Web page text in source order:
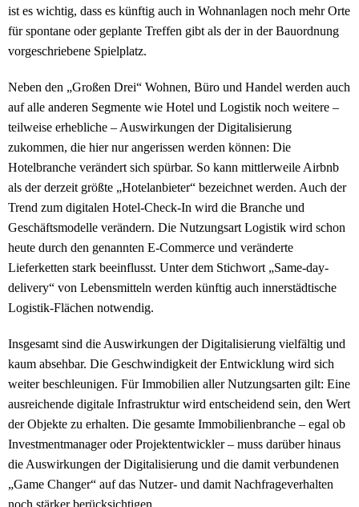
ist es wichtig, dass es künftig auch in Wohnanlagen noch mehr Orte
für spontane oder geplante Treffen gibt als der in der Bauordnung
vorgeschriebene Spielplatz.
Neben den „Großen Drei“ Wohnen, Büro und Handel werden auch
auf alle anderen Segmente wie Hotel und Logistik noch weitere –
teilweise erhebliche – Auswirkungen der Digitalisierung
zukommen, die hier nur angerissen werden können: Die
Hotelbranche verändert sich spürbar. So kann mittlerweile Airbnb
als der derzeit größte „Hotelanbieter“ bezeichnet werden. Auch der
Trend zum digitalen Hotel-Check-In wird die Branche und
Geschäftsmodelle verändern. Die Nutzungsart Logistik wird schon
heute durch den genannten E-Commerce und veränderte
Lieferketten stark beeinflusst. Unter dem Stichwort „Same-day-
delivery“ von Lebensmitteln werden künftig auch innerstädtische
Logistik-Flächen notwendig.
Insgesamt sind die Auswirkungen der Digitalisierung vielfältig und
kaum absehbar. Die Geschwindigkeit der Entwicklung wird sich
weiter beschleunigen. Für Immobilien aller Nutzungsarten gilt: Eine
ausreichende digitale Infrastruktur wird entscheidend sein, den Wert
der Objekte zu erhalten. Die gesamte Immobilienbranche – egal ob
Investmentmanager oder Projektentwickler – muss darüber hinaus
die Auswirkungen der Digitalisierung und die damit verbundenen
„Game Changer“ auf das Nutzer- und damit Nachfrageverhalten
noch stärker berücksichtigen.